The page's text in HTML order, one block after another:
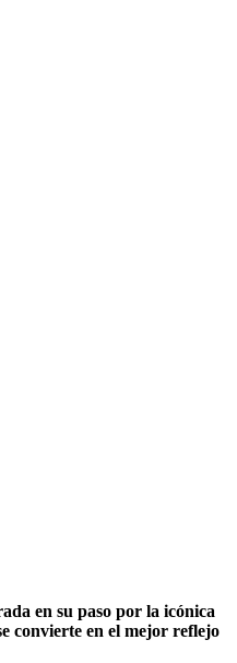
en su paso por la icónica
convierte en el mejor reflejo